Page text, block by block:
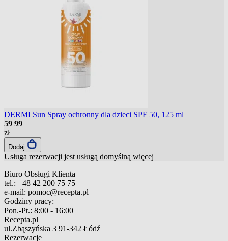
DERMI Sun Spray ochronny dla dzieci SPF 50, 125 ml
59 99
zł
Dodaj
Usługa rezerwacji jest usługą domyślną więcej
Biuro Obsługi Klienta
tel.: +48 42 200 75 75
e-mail: pomoc@recepta.pl
Godziny pracy:
Pon.-Pt.: 8:00 - 16:00
Recepta.pl
ul.Zbąszyńska 3 91-342 Łódź
Rezerwacje